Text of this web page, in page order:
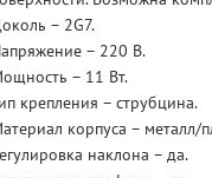
-20%
настенные
белые,
Калькулятор
настольный
– 2G7.
– 220 В.
– 11 Вт.
крепления – струбцина.
корпуса – металл/
наклона – да.